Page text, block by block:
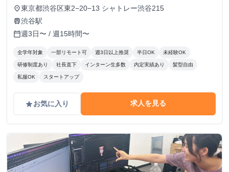
place東京都渋谷区東2−20−13 シャトレー渋谷215
train渋谷駅
calendar_today週3日〜 / 週15時間〜
全学年対象 一部リモート可 週3日以上推奨 半日OK 未経験OK
研修制度あり 社長直下 インターン生多数 内定実績あり 髪型自由
私服OK スタートアップ
gradeお気に入り 求人を見る